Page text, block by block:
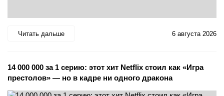
Читать дальше 6 августа 2026
14 000 000 за 1 серию: этот хит Netflix стоил как «Игра
престолов» — но в кадре ни одного дракона